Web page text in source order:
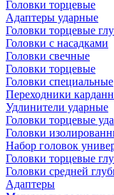
Головки торцевые
Адаптеры ударные
Головки торцевые
Головки с насадками
Головки свечные
Головки торцевые
Головки специальные
Переходники
Удлинители ударные
Головки торцевые
Головки
Набор головок
Головки торцевые
Головки средней
Адаптеры